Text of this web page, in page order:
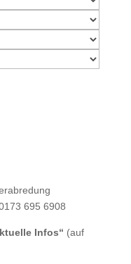
695 6908
Infos“ (auf